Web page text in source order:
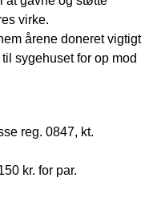
virke.
årene doneret vigtigt
sygehuset for op mod
reg. 0847, kt.
kr. for par.